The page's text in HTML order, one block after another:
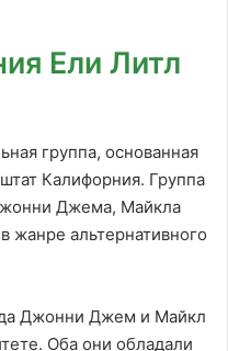
Ели Литл
группа, основанная
Калифорния. Группа
Джема, Майкла
жанре альтернативного
Джонни Джем и Майкл
Оба они обладали